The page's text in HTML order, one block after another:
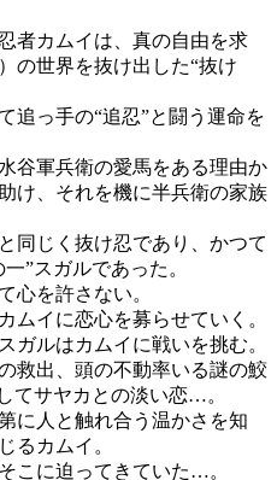
者カムイは、真の自由を求
の世界を抜け出した“抜け
追っ手の“追忍”と闘う運命を
谷軍兵衛の愛馬をある理由か
け、それを機に半兵衛の家族
同じく抜け忍であり、かつて
”スガルであった。
心を許さない。
ムイに恋心を募らせていく。
ガルはカムイに戦いを挑む。
救出、頭の不動率いる謎の鮫
てサヤカとの淡い恋…。
に人と触れ合う温かさを知
るカムイ。
こに迫ってきていた…。